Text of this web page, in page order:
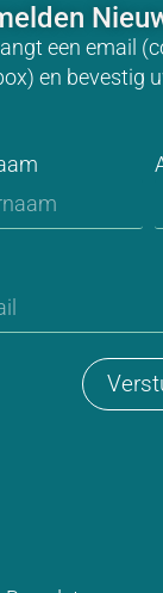
een email
en bevestig